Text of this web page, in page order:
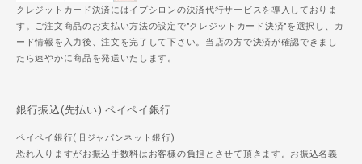
クレジットカード決済にはイプシロンの決済代行サービスを導入しておりま
す。ご注文商品のお支払い方法の設定で"クレジットカード決済"を選択し、カ
ード情報を入力後、注文を完了して下さい。当店の方で決済が確認できまし
たら速やかに商品を発送いたします。
銀行振込(先払い) ペイペイ銀行
ペイペイ銀行(旧ジャパンネット銀行)
恐れ入りますがお振込手数料はお客様の負担とさせて頂きます。お振込名義